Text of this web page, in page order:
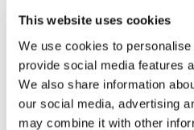
This website uses cookies
We use cookies to
provide social media features
We also share information
our social media, advertising
may combine it with other
campos obligatorios están